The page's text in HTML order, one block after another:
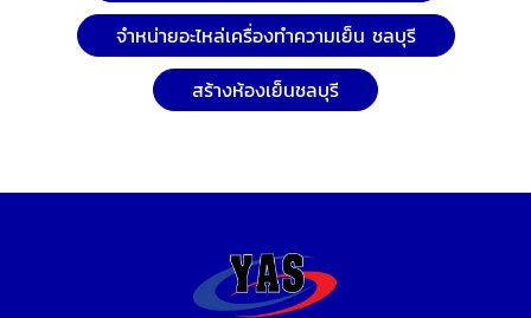
จำหน่ายอะไหล่เครื่องทำความเย็น ชลบุรี
สร้างห้องเย็นชลบุรี